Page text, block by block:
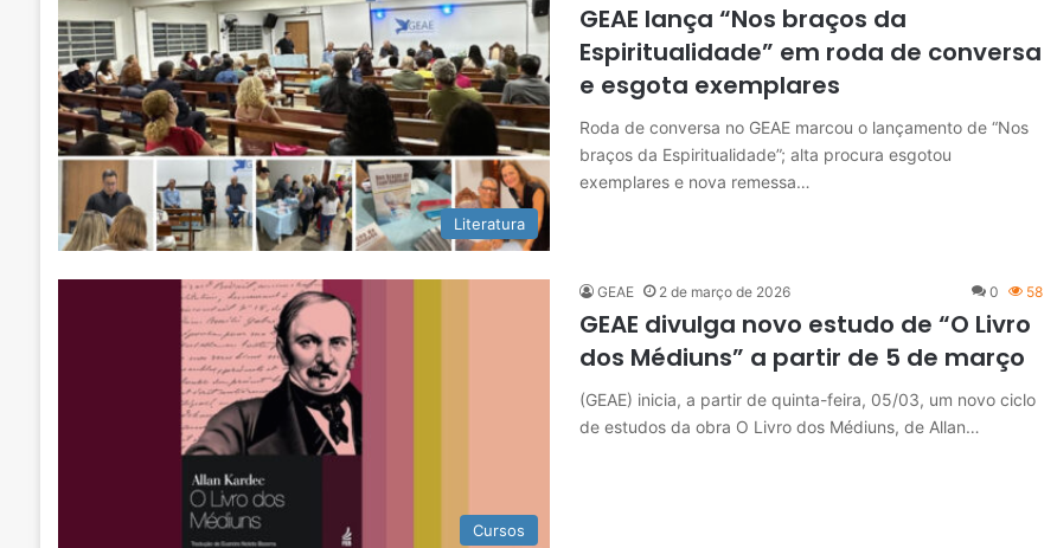
Literatura
GEAE lança “Nos braços da
Espiritualidade” em roda de conversa
e esgota exemplares
Roda de conversa no GEAE marcou o lançamento de “Nos
braços da Espiritualidade”; alta procura esgotou
exemplares e nova remessa…
Cursos
GEAE 2 de março de 2026 0 58
GEAE divulga novo estudo de “O Livro
dos Médiuns” a partir de 5 de março
(GEAE) inicia, a partir de quinta-feira, 05/03, um novo ciclo
de estudos da obra O Livro dos Médiuns, de Allan…